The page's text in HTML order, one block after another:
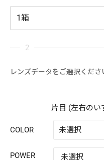
レンズデータをご選択くださ
片目 (左右のい
COLOR 未選択
POWER